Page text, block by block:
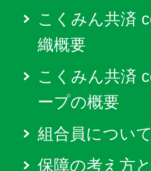
こくみん共済
織概要
こくみん共済
ープの概要
組合員について
保障の考え方